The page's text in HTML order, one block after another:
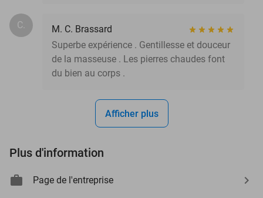
C.
M. C. Brassard
Superbe expérience . Gentillesse et douceur
de la masseuse . Les pierres chaudes font
du bien au corps .
Afficher plus
Plus d'information
Page de l'entreprise